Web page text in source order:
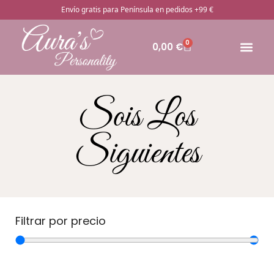
Envío gratis para Península en pedidos +99 €
0,00 € 0
Sois Los
Siguientes
Filtrar por precio